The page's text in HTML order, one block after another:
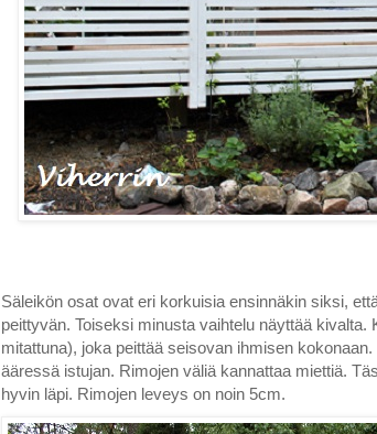
Säleikön osat ovat eri korkuisia ensinnäkin siksi,
peittyvän. Toiseksi minusta vaihtelu näyttää
mitattuna), joka peittää seisovan ihmisen
ääressä istujan. Rimojen väliä kannattaa miettiä.
hyvin läpi. Rimojen leveys on noin 5cm.